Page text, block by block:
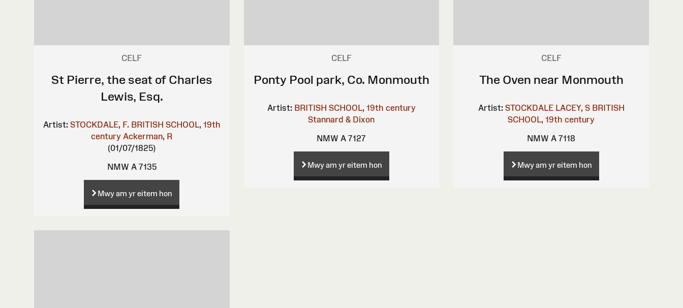
CELF
St Pierre, the seat of Charles
Lewis, Esq.
Artist: STOCKDALE, F. BRITISH SCHOOL, 19th
century Ackerman, R
(01/07/1825)
NMW A 7135
Mwy am yr eitem hon
CELF
Ponty Pool park, Co. Monmouth
Artist: BRITISH SCHOOL, 19th century
Stannard & Dixon
NMW A 7127
Mwy am yr eitem hon
CELF
The Oven near Monmouth
Artist: STOCKDALE LACEY, S BRITISH
SCHOOL, 19th century
NMW A 7118
Mwy am yr eitem hon